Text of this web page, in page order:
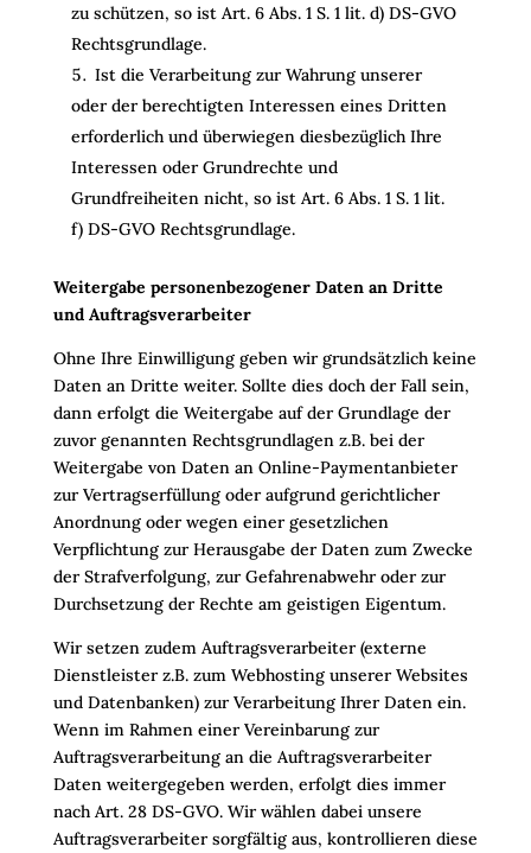
zu schützen, so ist Art. 6 Abs. 1 S. 1 lit. d) DS-GVO
Rechtsgrundlage.
Ist die Verarbeitung zur Wahrung unserer
oder der berechtigten Interessen eines Dritten
erforderlich und überwiegen diesbezüglich Ihre
Interessen oder Grundrechte und
Grundfreiheiten nicht, so ist Art. 6 Abs. 1 S. 1 lit.
f) DS-GVO Rechtsgrundlage.
Weitergabe personenbezogener Daten an Dritte
und Auftragsverarbeiter
Ohne Ihre Einwilligung geben wir grundsätzlich keine
Daten an Dritte weiter. Sollte dies doch der Fall sein,
dann erfolgt die Weitergabe auf der Grundlage der
zuvor genannten Rechtsgrundlagen z.B. bei der
Weitergabe von Daten an Online-Paymentanbieter
zur Vertragserfüllung oder aufgrund gerichtlicher
Anordnung oder wegen einer gesetzlichen
Verpflichtung zur Herausgabe der Daten zum Zwecke
der Strafverfolgung, zur Gefahrenabwehr oder zur
Durchsetzung der Rechte am geistigen Eigentum.
Wir setzen zudem Auftragsverarbeiter (externe
Dienstleister z.B. zum Webhosting unserer Websites
und Datenbanken) zur Verarbeitung Ihrer Daten ein.
Wenn im Rahmen einer Vereinbarung zur
Auftragsverarbeitung an die Auftragsverarbeiter
Daten weitergegeben werden, erfolgt dies immer
nach Art. 28 DS-GVO. Wir wählen dabei unsere
Auftragsverarbeiter sorgfältig aus, kontrollieren diese